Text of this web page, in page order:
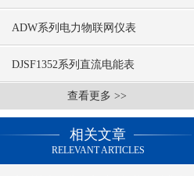
ADW系列电力物联网仪表
DJSF1352系列直流电能表
查看更多 >>
相关文章
RELEVANT ARTICLES